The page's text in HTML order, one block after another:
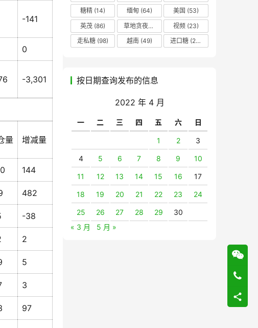
-141
0
-3,301
量 增减量
144
482
-38
2
5
3
97
糖精 (14) 缅甸 (64) 美国 (53)
英茂 (86) 草地贪夜蛾 视频 (23)
走私糖 (98) 越南(49) 进口糖 (236)
按日期查询发布的信息
2022 年 4 月
一 二 三 四 五 六 日
1 2 3
4 5 6 7 8 9 10
11 12 13 14 15 16 17
18 19 20 21 22 23 24
25 26 27 28 29
30
« 3 月
5 月 »